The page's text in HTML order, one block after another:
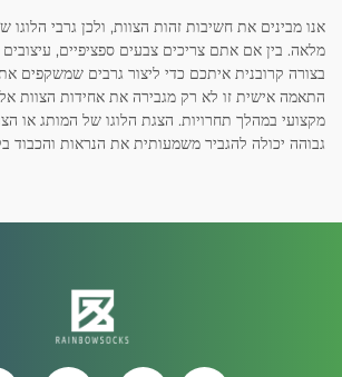
אנו מבינים את חשיבות זהות הצוות, ולכן גרבי הלוגו
מלאה. בין אם אתם צריכים צבעים ספציפיים, עיצובים
בצורה קרובנית איתכם כדי ליצור גרבים שמשקפים
התאמה אישית זו לא רק מגבירה את אחידות הצוות
מקצועי במהלך תחרויות. הצגת הלוגו של המותג או
גבוהה יכולה להגביר משמעותית את הנראות והכבוד